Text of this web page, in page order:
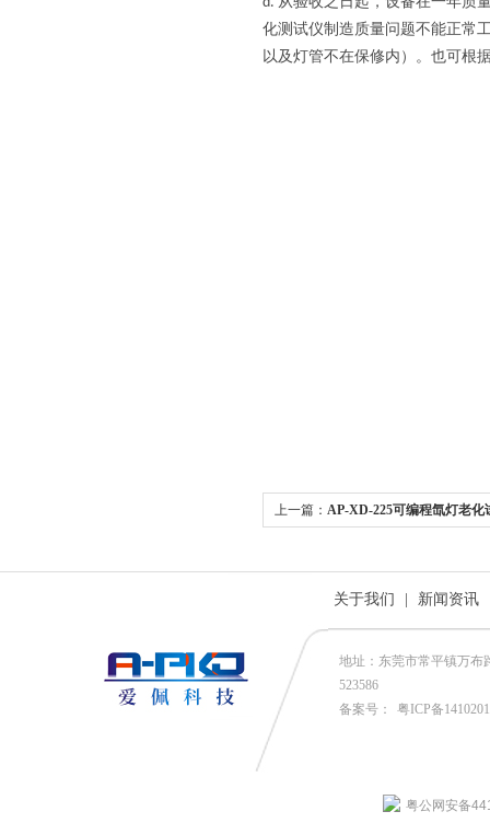
化测试仪制造质量问题不能正常
以及灯管不在保修内）。也可根
上一篇： AP-XD-225可编程氙灯老化
关于我们 新闻资讯
地址：东莞市常平镇万布
523586
备案号：
粤ICP备
粤公网安备